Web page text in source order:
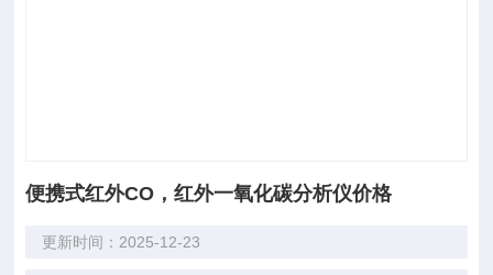
便携式红外CO，红外一氧化碳分析仪价格
更新时间：2025-12-23